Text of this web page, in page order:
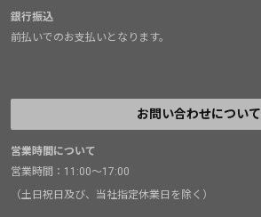
銀行振込
前払いでのお支払いとなります。
お問い合わせについて
営業時間について
営業時間：11:00～17:00
（土日祝日及び、当社指定休業日を除く）